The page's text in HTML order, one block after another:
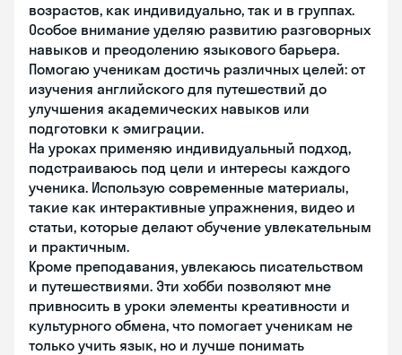
возрастов, как индивидуально, так и в группах.
Особое внимание уделяю развитию разговорных
навыков и преодолению языкового барьера.
Помогаю ученикам достичь различных целей: от
изучения английского для путешествий до
улучшения академических навыков или
подготовки к эмиграции.
На уроках применяю индивидуальный подход,
подстраиваюсь под цели и интересы каждого
ученика. Использую современные материалы,
такие как интерактивные упражнения, видео и
статьи, которые делают обучение увлекательным
и практичным.
Кроме преподавания, увлекаюсь писательством
и путешествиями. Эти хобби позволяют мне
привносить в уроки элементы креативности и
культурного обмена, что помогает ученикам не
только учить язык, но и лучше понимать